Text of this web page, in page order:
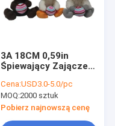
3A 18CM 0,59in
Śpiewający Zajączek
Kaczka Wypchane
zwierzę
Cena:USD3.0-5.0/pc
MOQ:2000 sztuk
Pobierz najnowszą cenę